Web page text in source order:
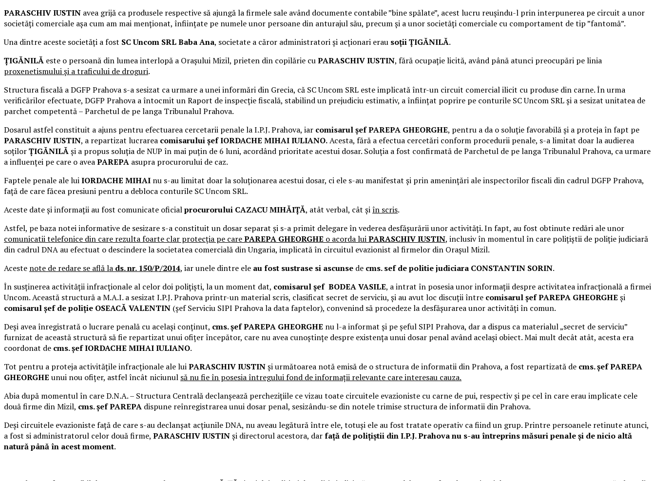
PARASCHIV IUSTIN avea grijă ca produsele respective să ajungă la firmele sale având documente contabile ”bine spălate”, acest lucru reușindu-l prin interpunerea pe circuit a unor
societăți comerciale așa cum am mai menționat, înființate pe numele unor persoane din anturajul său, precum și a unor societăți comerciale cu comportament de tip ”fantomă”.
Una dintre aceste societăți a fost SC Uncom SRL Baba Ana, societate a căror administratori și acționari erau soții ȚIGĂNILĂ.
ȚIGĂNILĂ este o persoană din lumea interlopă a Orașului Mizil, prieten din copilărie cuPARASCHIV IUSTIN, fără ocupație licită, având până atunci preocupări pe linia
proxenetismului și a traficului de droguri.
Structura fiscală a DGFP Prahova s-a sesizat ca urmare a unei informări din Grecia, că SC Uncom SRL este implicată într-un circuit comercial ilicit cu produse din carne. În urma
verificărilor efectuate, DGFP Prahova a întocmit un Raport de inspecție fiscală, stabilind un prejudiciu estimativ, a înființat poprire pe conturile SC Uncom SRL și a sesizat unitatea de
parchet competentă – Parchetul de pe langa Tribunalul Prahova.
Dosarul astfel constituit a ajuns pentru efectuarea cercetarii penale la I.P.J. Prahova, iar comisarul șef PAREPA GHEORGHE, pentru a da o soluție favorabilă și a proteja în fapt pe
PARASCHIV IUSTIN, a repartizat lucrarea comisarului șef IORDACHE MIHAI IULIANO.Acesta, fără a efectua cercetări conform procedurii penale, s-a limitat doar la audierea
soțilorȚIGĂNILĂși a propus soluția de NUP în mai puțin de 6 luni, acordând prioritate acestui dosar. Soluția a fost confirmată de Parchetul de pe langa Tribunalul Prahova, ca urmare
a influenței pe care o aveaPAREPA asupra procurorului de caz.
Faptele penale ale luiIORDACHE MIHAI nu s-au limitat doar la soluționarea acestui dosar, ci ele s-au manifestat și prin amenințări ale inspectorilor fiscali din cadrul DGFP Prahova,
față de care făcea presiuni pentru a debloca conturile SC Uncom SRL.
Aceste date și informații au fost comunicate oficialprocurorului CAZACU MIHĂIȚĂ, atât verbal, cât șiîn scris.
Astfel, pe baza notei informative de sesizare s-a constituit un dosar separat și s-a primit delegare în vederea desfășurării unor activități. In fapt, au fost obtinute redări ale unor
comunicatii telefonice din care rezulta foarte clar protecția pe carePAREPA GHEORGHE o acorda luiPARASCHIV IUSTIN, inclusiv în momentul în care polițiștii de poliție judiciară
din cadrul DNA au efectuat o descindere la societatea comercială din Ungaria, implicată în circuitul evazionist al firmelor din Orașul Mizil.
Aceste note de redare se află la ds. nr. 150/P/2014, iar unele dintre ele au fost sustrase si ascunse de cms. sef de politie judiciara CONSTANTIN SORIN.
În susținerea activității infracționale al celor doi polițiști, la un moment dat, comisarul șef BODEA VASILE, a intrat în posesia unor informații despre activitatea infracțională a firmei
Uncom. Această structură a M.A.I. a sesizat I.P.J. Prahova printr-un material scris, clasificat secret de serviciu, și au avut loc discuții între comisarul șef PAREPA GHEORGHE și
comisarul șef de poliție OSEACĂ VALENTIN (șef Serviciu SIPI Prahova la data faptelor), convenind să procedeze la desfășurarea unor activități în comun.
Deși avea înregistrată o lucrare penală cu același conținut, cms. șef PAREPA GHEORGHE nu l-a informat și pe șeful SIPI Prahova, dar a dispus ca materialul „secret de serviciu”
furnizat de această structură să fie repartizat unui ofițer începător, care nu avea cunoștințe despre existența unui dosar penal având același obiect. Mai mult decât atât, acesta era
coordonat de cms. șef IORDACHE MIHAI IULIANO.
Tot pentru a proteja activitățile infracționale ale luiPARASCHIV IUSTINși următoarea notă emisă de o structura de informatii din Prahova, a fost repartizată de cms. șef PAREPA
GHEORGHE unui nou ofițer, astfel încât niciunul să nu fie în posesia întregului fond de informații relevante care interesau cauza.
Abia după momentul în care D.N.A. – Structura Centrală declanșează perchezițiile ce vizau toate circuitele evazioniste cu carne de pui, respectiv și pe cel în care erau implicate cele
două firme din Mizil, cms. șef PAREPA dispune reînregistrarea unui dosar penal, sesizându-se din notele trimise structura de informatii din Prahova.
Deși circuitele evazioniste față de care s-au declanșat acțiunile DNA, nu aveau legătură între ele, totuși ele au fost tratate operativ ca fiind un grup. Printre persoanele retinute atunci,
a fost si administratorul celor două firme, PARASCHIV IUSTINși directorul acestora, darfață de polițiștii din I.P.J. Prahova nu s-au întreprins măsuri penale și de nicio altă
natură până în acest moment.